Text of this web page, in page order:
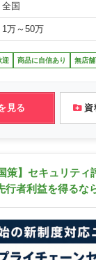
全国
1万～50万
迎 商品に自信あり 無店
見る 資
策】セキュリテ
行者利益を得るな